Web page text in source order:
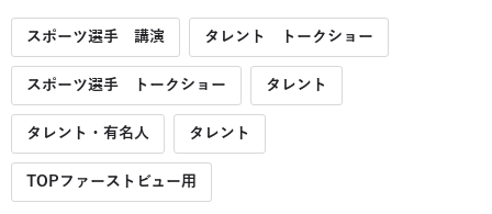
スポーツ選手 講演 タレント トークショー
スポーツ選手 トークショー タレント
タレント・有名人 タレント
TOPファーストビュー用